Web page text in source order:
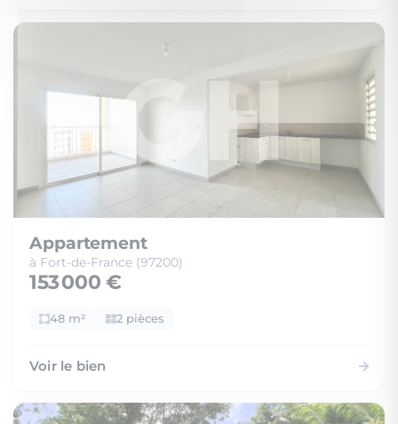
Appartement
à Fort-de-France (97200)
153 000 €
48 m² 2 pièces
Voir le bien